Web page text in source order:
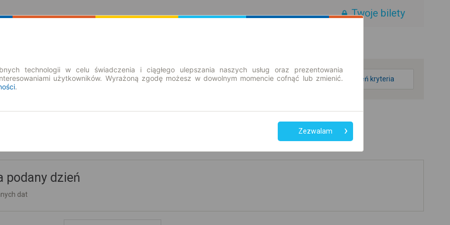
Twoje bilety
zmień kryteria
podany dzień
dat
technologii w celu świadczenia i ciągłego ulepszania naszych usług oraz prezentowania
użytkowników. Wyrażoną zgodę możesz w dowolnym momencie cofnąć lub zmienić.
.
Zezwalam